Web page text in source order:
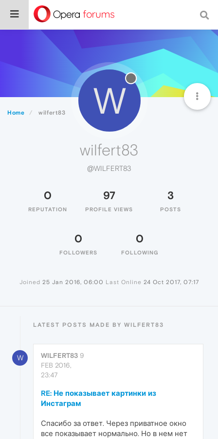
Home wilfert83 W
wilfert83
@WILFERT83
0
REPUTATION
97
PROFILE VIEWS
3
POSTS
0
FOLLOWERS
0
FOLLOWING
Joined 25 Jan 2016, 06:00 Last Online 24 Oct 2017, 07:17
LATEST POSTS MADE BY WILFERT83
W WILFERT83 9
FEB 2016,
23:47
RE: Не показывает картинки из
Инстаграм
Спасибо за ответ. Через приватное окно
все показывает нормально. Но в нем нет